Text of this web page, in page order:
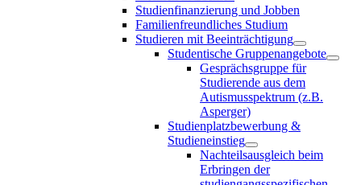
Studienfinanzierung und Jobben
Familienfreundliches Studium
Studieren mit Beeinträchtigung
Studentische Gruppenangebote
Gesprächsgruppe für
Studierende aus dem
Autismusspektrum (z.B.
Asperger)
Studienplatzbewerbung &
Studieneinstieg
Nachteilsausgleich beim
Erbringen der